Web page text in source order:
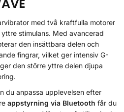
med två kraftfulla motorer
stimulans. Med avancerad
den insättbara delen och
fingrar, vilket ger intensiv G-
den större yttre delen djupa
du anpassa upplevelsen efter
appstyrning via Bluetooth får du